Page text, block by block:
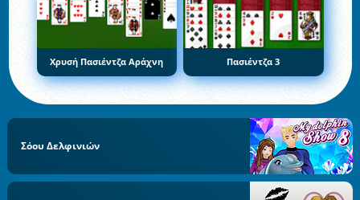
Χρυσή Πασιέντζα Αράχνη Πασιέντζα 3
Σόου Δελφινιών